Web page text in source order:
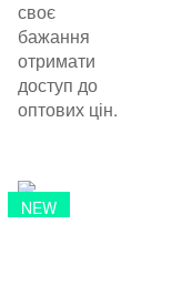
своє
бажання
отримати
доступ до
оптових цін.
NEW